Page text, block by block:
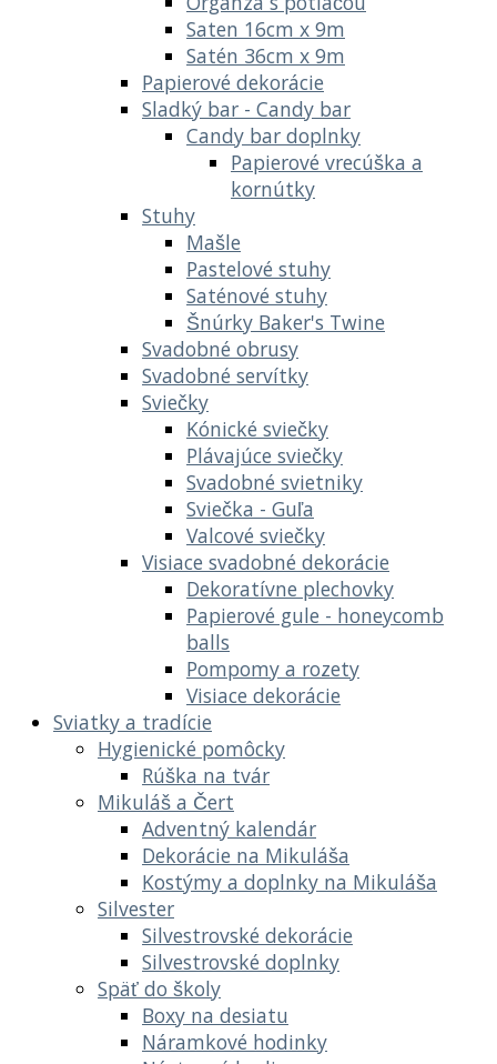
Saten 16cm x 9m
Satén 36cm x 9m
Papierové dekorácie
Sladký bar - Candy bar
Candy bar doplnky
Papierové vrecúška a
kornútky
Stuhy
Mašle
Pastelové stuhy
Saténové stuhy
Šnúrky Baker's Twine
Svadobné obrusy
Svadobné servítky
Sviečky
Kónické sviečky
Plávajúce sviečky
Svadobné svietniky
Sviečka - Guľa
Valcové sviečky
Visiace svadobné dekorácie
Dekoratívne plechovky
Papierové gule - honeycomb
balls
Pompomy a rozety
Visiace dekorácie
Sviatky a tradície
Hygienické pomôcky
Rúška na tvár
Mikuláš a Čert
Adventný kalendár
Dekorácie na Mikuláša
Kostýmy a doplnky na Mikuláša
Silvester
Silvestrovské dekorácie
Silvestrovské doplnky
Späť do školy
Boxy na desiatu
Náramkové hodinky